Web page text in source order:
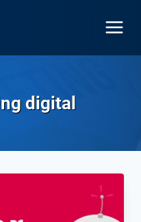
digital